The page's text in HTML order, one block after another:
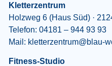
Kletterzentrum
Holzweg 6 (Haus Süd) ·
Telefon: 04181 – 944 93 93
Mail: kletterzentrum@blau-
Fitness-Studio